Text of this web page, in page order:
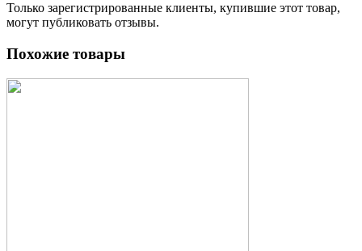
Только зарегистрированные клиенты, купившие этот товар,
могут публиковать отзывы.
Похожие товары